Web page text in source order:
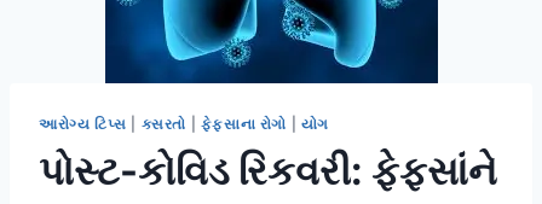
આરોગ્ય ટિપ્સ કસરતો ફેફસાના રોગો યોગ
પોસ્ટ-કોવિડ રિકવરી: ફેફસાંને